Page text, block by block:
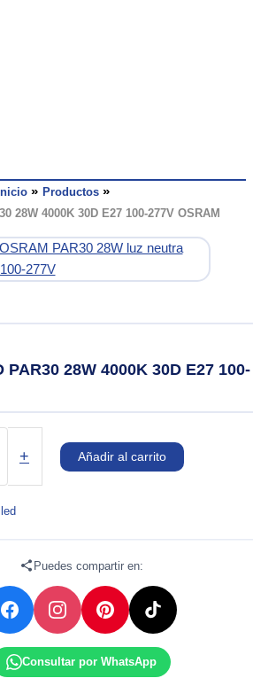
Inicio
Productos
28W 4000K 30D E27 100-277V OSRAM
PAR30 28W 4000K 30D E27 100-
+ Añadir al carrito
Puedes compartir en:
Consultar por WhatsApp